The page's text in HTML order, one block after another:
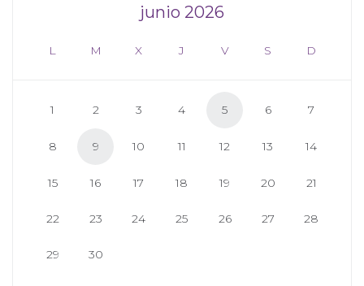
junio 2026
L M X J V S D
1 2 3 4 5 6 7
8 9 10 11 12 13 14
15 16 17 18 19 20 21
22 23 24 25 26 27 28
29 30